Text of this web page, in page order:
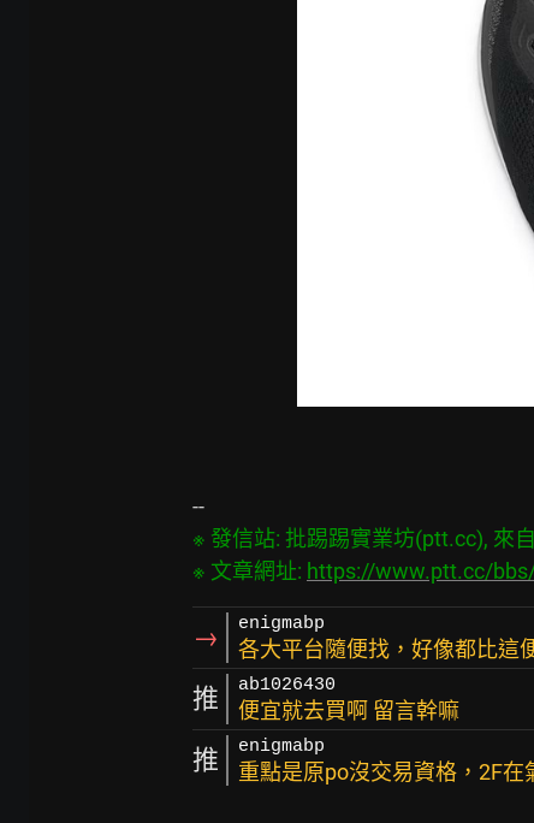
※ 發信站: 批踢踢實業坊(ptt.cc), 來
※ 文章網址: https://www.ptt.cc/
→ enigmabp
各大平台隨便找，好像都比這
推 ab1026430
便宜就去買啊 留言幹嘛
推 enigmabp
重點是原po沒交易資格，2F在